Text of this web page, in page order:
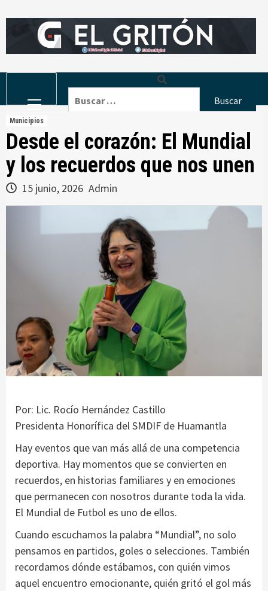
to
Menu
Municipios
Desde el corazón: El Mundial
y los recuerdos que nos unen
15 junio, 2026 Admin
Por: Lic. Rocío Hernández Castillo
Presidenta Honorífica del SMDIF de Huamantla
Hay eventos que van más allá de una competencia
deportiva. Hay momentos que se convierten en
recuerdos, en historias familiares y en emociones
que permanecen con nosotros durante toda la vida.
El Mundial de Futbol es uno de ellos.
Cuando escuchamos la palabra “Mundial”, no solo
pensamos en partidos, goles o selecciones. También
recordamos dónde estábamos, con quién vimos
aquel encuentro emocionante, quién gritó el gol más